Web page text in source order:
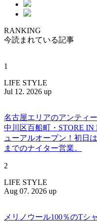
RANKING
今読まれている記事
1
LIFE STYLE
Jul 12. 2026 up
名古屋エリアのアンティ
中川区百船町・STORE IN
ューアルオープン！初日
までのナイター営業。
2
LIFE STYLE
Aug 07. 2026 up
メリノウール100％のTシ